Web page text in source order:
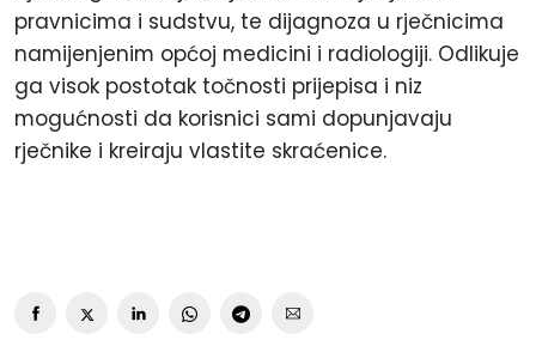
pravnicima i sudstvu, te dijagnoza u rječnicima
namijenjenim općoj medicini i radiologiji. Odlikuje
ga visok postotak točnosti prijepisa i niz
mogućnosti da korisnici sami dopunjavaju
rječnike i kreiraju vlastite skraćenice.